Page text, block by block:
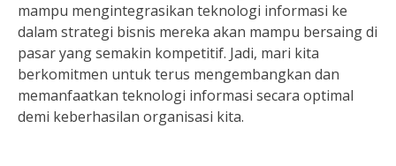
mampu mengintegrasikan teknologi informasi ke
dalam strategi bisnis mereka akan mampu bersaing di
pasar yang semakin kompetitif. Jadi, mari kita
berkomitmen untuk terus mengembangkan dan
memanfaatkan teknologi informasi secara optimal
demi keberhasilan organisasi kita.